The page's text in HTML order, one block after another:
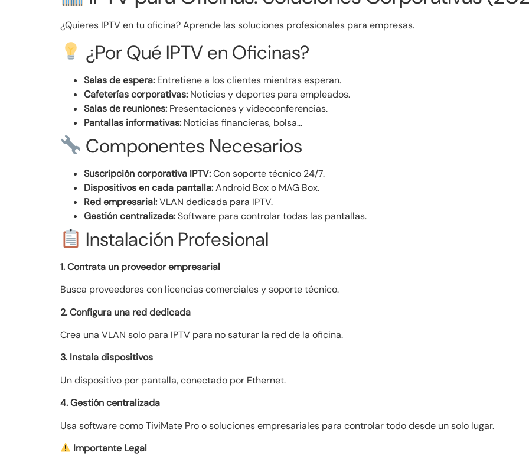
¿Quieres IPTV en tu oficina? Aprende las soluciones profesionales para empresas.
¿Por Qué IPTV en Oficinas?
Salas de espera: Entretiene a los clientes mientras esperan.
Cafeterías corporativas: Noticias y deportes para empleados.
Salas de reuniones: Presentaciones y videoconferencias.
Pantallas informativas: Noticias financieras, bolsa…
Componentes Necesarios
Suscripción corporativa IPTV:Con soporte técnico 24/7.
Dispositivos en cada pantalla:Android Box o MAG Box.
Red empresarial:VLAN dedicada para IPTV.
Gestión centralizada:Software para controlar todas las pantallas.
Instalación Profesional
1. Contrata un proveedor empresarial
Busca proveedores con licencias comerciales y soporte técnico.
2. Configura una red dedicada
Crea una VLAN solo para IPTV para no saturar la red de la oficina.
3. Instala dispositivos
Un dispositivo por pantalla, conectado por Ethernet.
4. Gestión centralizada
Usa software como TiviMate Pro o soluciones empresariales para controlar todo desde un solo lugar.
Importante Legal